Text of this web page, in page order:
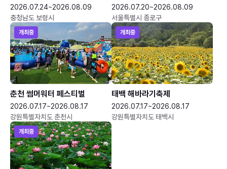
2026.07.24~2026.08.09
충청남도 보령시
2026.07.20~2026.08.09
서울특별시 종로구
개최중
춘천 썸머워터 페스티벌
2026.07.17~2026.08.17
강원특별자치도 춘천시
개최중
태백 해바라기축제
2026.07.17~2026.08.17
강원특별자치도 태백시
개최중